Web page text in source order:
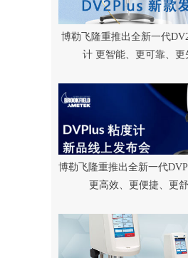
博勒飞隆重推出全新一代
计 更智能、更可靠、更
博勒飞隆重推出全新一代
更高效、更便捷、更